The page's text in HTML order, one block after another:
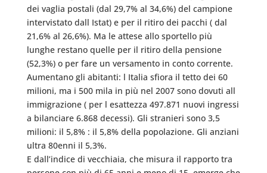
dei vaglia postali (dal 29,7% al 34,6%) del campione
intervistato dall Istat) e per il ritiro dei pacchi ( dal
21,6% al 26,6%). Ma le attese allo sportello più
lunghe restano quelle per il ritiro della pensione
(52,3%) o per fare un versamento in conto corrente.
Aumentano gli abitanti: l Italia sfiora il tetto dei 60
milioni, ma i 500 mila in più nel 2007 sono dovuti all
immigrazione ( per l esattezza 497.871 nuovi ingressi
a bilanciare 6.868 decessi). Gli stranieri sono 3,5
milioni: il 5,8% : il 5,8% della popolazione. Gli anziani
ultra 80enni il 5,3%.
E dall’indice di vecchiaia, che misura il rapporto tra